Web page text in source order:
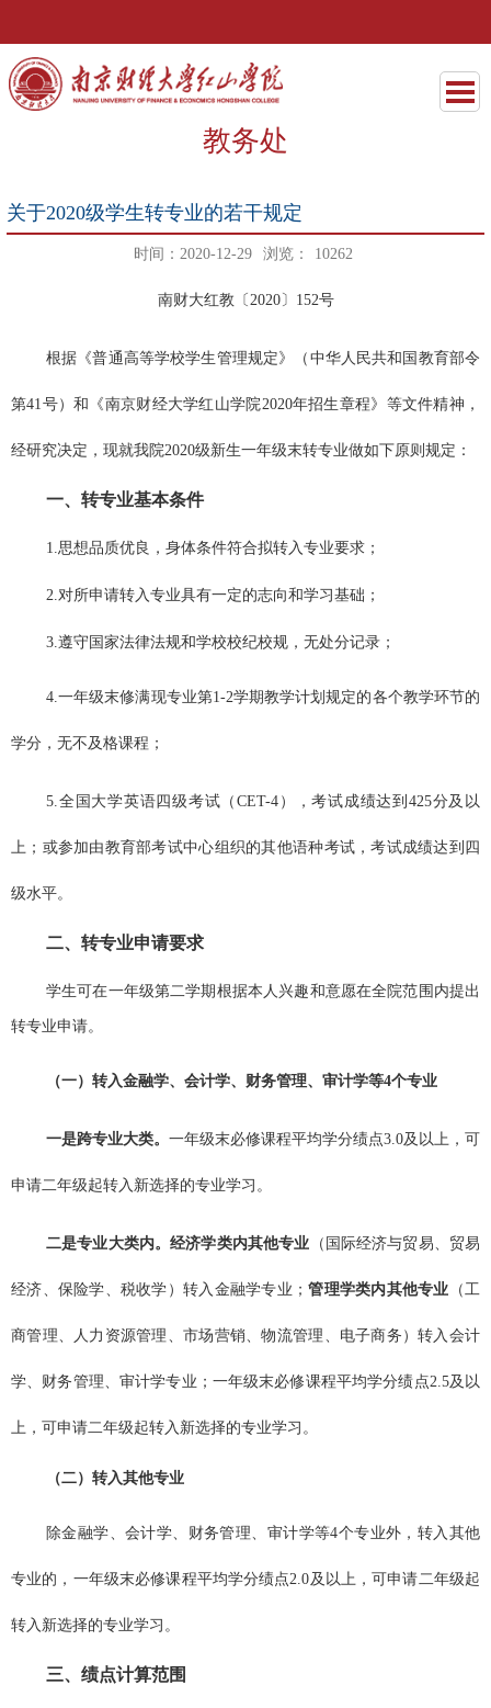
教务处
关于2020级学生转专业的若干规定
时间：2020-12-29 浏览： 10262
南财大红教〔 2020〕 152号
根据《普通高等学校学生管理规定》（中华人民共和国教育部令
第41号）和《南京财经大学红山学院2020年招生章程》等文件精神，
经研究决定，现就我院2020级新生一年级末转专业做如下原则规定：
一、转专业基本条件
1.思想品质优良，身体条件符合拟转入专业要求；
2.对所申请转入专业具有一定的志向和学习基础；
3.遵守国家法律法规和学校校纪校规，无处分记录；
4.一年级末修满现专业第1-2学期教学计划规定的各个教学环节的
学分，无不及格课程；
5.全国大学英语四级考试（ CET-4 ），考试成绩达到 425分及以
上；或参加由教育部考试中心组织的其他语种考试，考试成绩达到四
级水平。
二、转专业申请要求
学生可在一年级第二学期根据本人兴趣和意愿在全院范围内提出
转专业申请。
（一）转入金融学、会计学、财务管理、审计学等4个专业
一是跨专业大类。 一年级末必修课程平均学分绩点3.0及以上，可
申请二年级起转入新选择的专业学习。
二是专业大类内。经济学类内其他专业 （国际经济与贸易、贸易
经济、保险学、税收学）转入金融学专业； 管理学类内其他专业 （工
商管理、人力资源管理、市场营销、物流管理、电子商务）转入会计
学、财务管理、审计学专业；一年级末必修课程平均学分绩点2.5及以
上，可申请二年级起转入新选择的专业学习。
（二）转入其他专业
除金融学、会计学、财务管理、审计学等4个专业外，转入其他
专业的，一年级末必修课程平均学分绩点2.0及以上，可申请二年级起
转入新选择的专业学习。
三、绩点计算范围